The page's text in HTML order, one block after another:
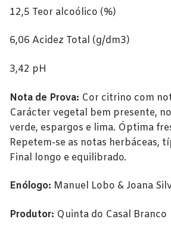
12,5 Teor alcoólico (%)
6,06 Acidez Total (g/dm3)
3,42 pH
Nota de Prova: Cor citrino com
Carácter vegetal bem presente,
verde, espargos e lima. Óptima
Repetem-se as notas herbáceas,
Final longo e equilibrado.
Enólogo: Manuel Lobo & Joana
Produtor: Quinta do Casal Branco